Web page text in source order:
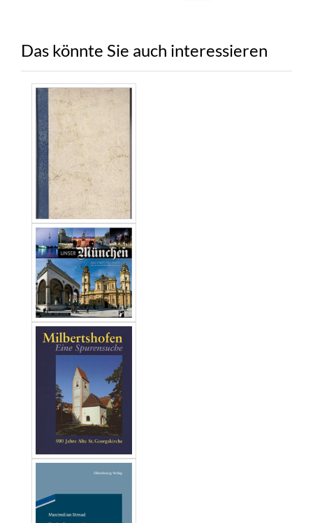
Das könnte Sie auch interessieren